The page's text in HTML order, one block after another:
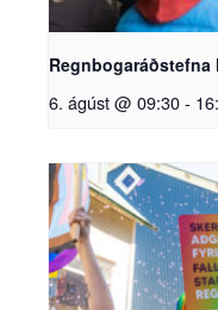
Regnbogaráðstefna
6. ágúst @ 09:30-